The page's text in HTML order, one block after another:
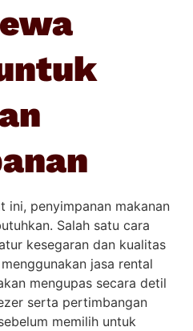
ini, penyimpanan makanan
Salah satu cara
kesegaran dan kualitas
jasa rental
mengupas secara detil
serta pertimbangan
memilih untuk